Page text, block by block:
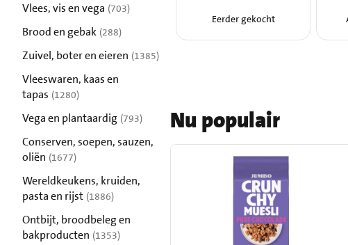
Vlees, vis en vega (703)
Brood en gebak (288)
Zuivel, boter en eieren (1385)
Vleeswaren, kaas en
tapas (1280)
Vega en plantaardig (793)
Conserven, soepen, sauzen,
oliën (1677)
Wereldkeukens, kruiden,
pasta en rijst (1886)
Ontbijt, broodbeleg en
bakproducten (1353)
Eerder gekocht
Nu populair